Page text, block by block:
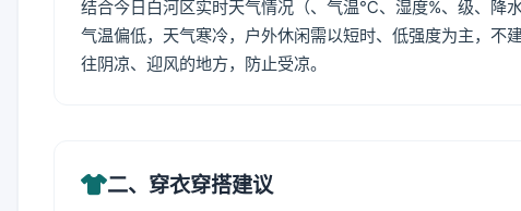
结合今日白河区实时天气情况（、气温℃、湿度%、级、降
气温偏低，天气寒冷，户外休闲需以短时、低强度为主，不
往阴凉、迎风的地方，防止受凉。
二、穿衣穿搭建议